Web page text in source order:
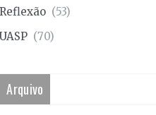
Reflexão (53)
UASP (70)
Arquivo